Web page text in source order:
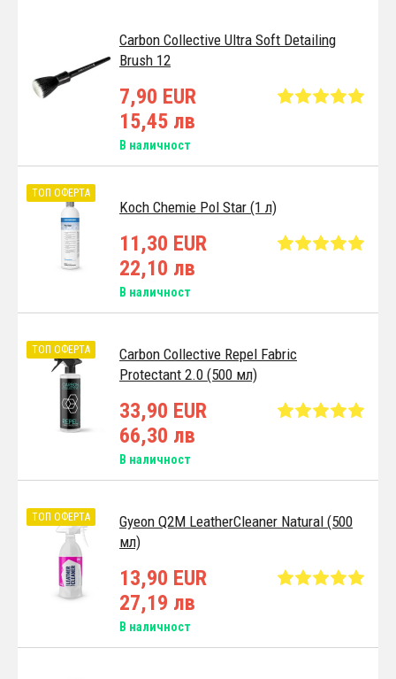
Carbon Collective Ultra Soft Detailing
Brush 12
7,90 EUR
15,45 лв
В наличност
Koch Chemie Pol Star (1 л)
ТОП ОФЕРТА
11,30 EUR
22,10 лв
В наличност
Carbon Collective Repel Fabric
Protectant 2.0 (500 мл)
ТОП ОФЕРТА
33,90 EUR
66,30 лв
В наличност
Gyeon Q2M LeatherCleaner Natural (500
мл)
ТОП ОФЕРТА
13,90 EUR
27,19 лв
В наличност